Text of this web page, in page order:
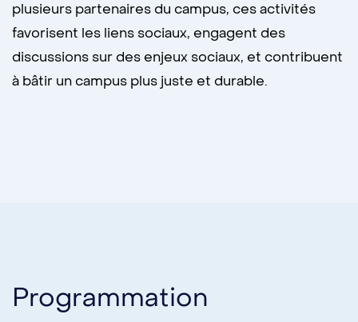
plusieurs partenaires du campus, ces activités
favorisent les liens sociaux, engagent des
discussions sur des enjeux sociaux, et contribuent
à bâtir un campus plus juste et durable.
Programmation